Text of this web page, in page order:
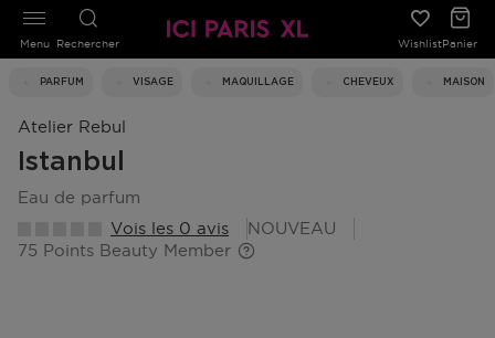
Rechercher WishlistPanier
PARFUM VISAGE MAQUILLAGE CHEVEUX MAISON
Menu
Atelier Rebul
Istanbul
eau de parfum
Vois les 0 avis
NOUVEAU
75 Points Beauty Member